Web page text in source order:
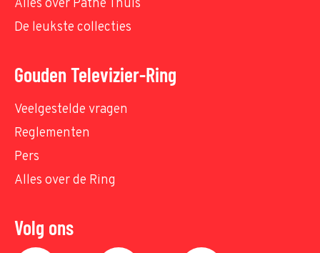
Alles over Pathé Thuis
De leukste collecties
Gouden Televizier-Ring
Veelgestelde vragen
Reglementen
Pers
Alles over de Ring
Volg ons